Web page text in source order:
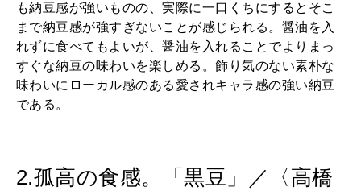
も納豆感が強いものの、実際に一口くちにするとそこ
まで納豆感が強すぎないことが感じられる。醤油を入
れずに食べてもよいが、醤油を入れることでよりまっ
すぐな納豆の味わいを楽しめる。飾り気のない素朴な
味わいにローカル感のある愛されキャラ感の強い納豆
である。
2.孤高の食感。「黒豆」／〈高橋